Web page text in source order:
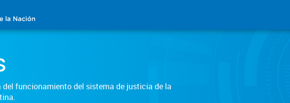
del funcionamiento del sistema de justicia de la